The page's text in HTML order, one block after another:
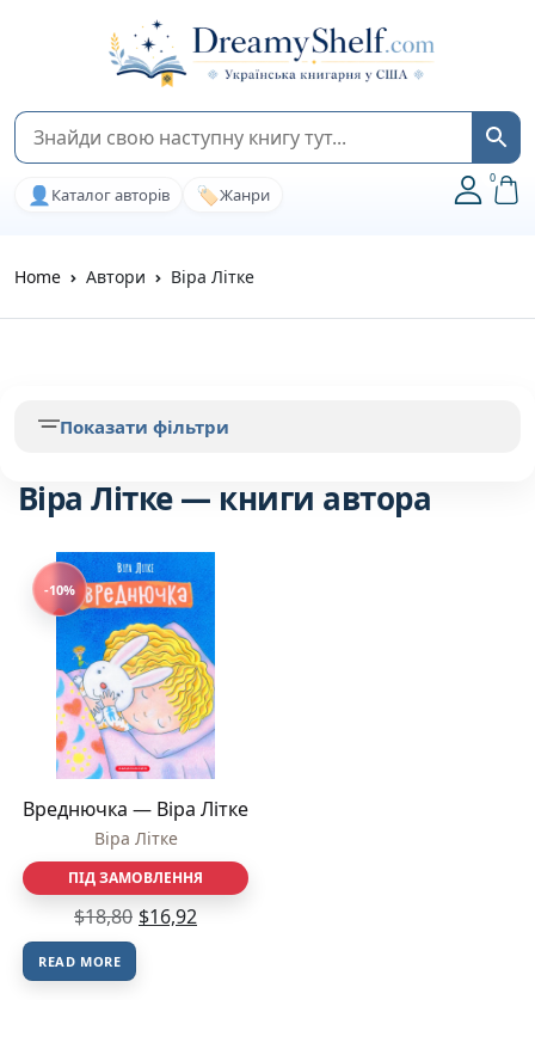
👤 Каталог авторів 🏷️Жанри
0
Home Автори Віра Літке
Віра Літке — книги автора
-10%
Вреднючка — Віра Літке
Віра Літке
ПІД ЗАМОВЛЕННЯ
$18,80 $16,92
READ MORE
Показати фільтри